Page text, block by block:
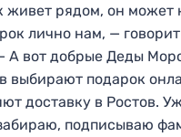
живет рядом, он может
лично нам, — говорит
А вот добрые Деды
выбирают подарок
доставку в Ростов.
подписываю